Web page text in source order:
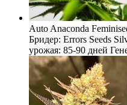
Auto Anaconda
Бридер: Errors Seeds
урожая: 85-90 дней